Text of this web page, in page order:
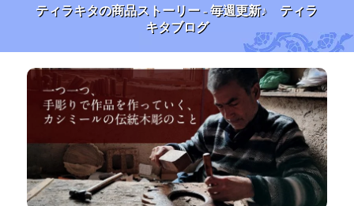
ティラキタの商品ストーリー - 毎週更新♪ ティラ
キタブログ